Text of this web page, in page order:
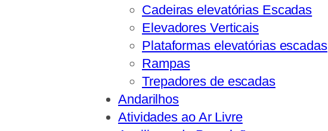
Cadeiras elevatórias Escadas
Elevadores Verticais
Plataformas elevatórias escadas
Rampas
Trepadores de escadas
Andarilhos
Atividades ao Ar Livre